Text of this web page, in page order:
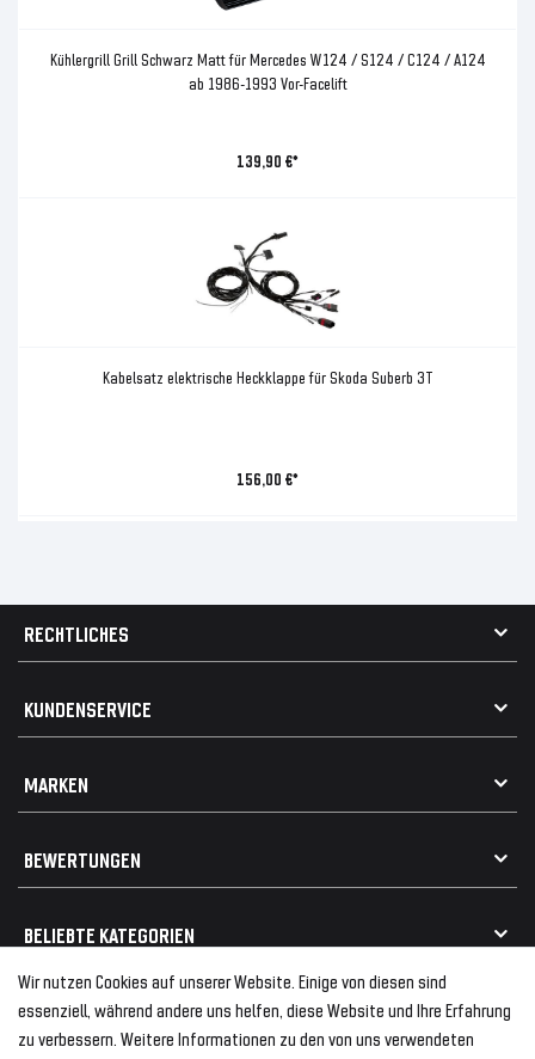
Kühlergrill Grill Schwarz Matt für Mercedes W124 / S124 / C124 / A124
ab 1986-1993 Vor-Facelift
139,90 €*
Kabelsatz elektrische Heckklappe für Skoda Suberb 3T
156,00 €*
Wir nutzen Cookies auf unserer Website. Einige von diesen sind
essenziell, während andere uns helfen, diese Website und Ihre Erfahrung
zu verbessern. Weitere Informationen zu den von uns verwendeten
RECHTLICHES
Widerrufsrecht
Vertrag widerrufen
Elektro- / Altteilentsorgung
KUNDENSERVICE
MARKEN
Geeignet für Mercedes
Geeignet für Audi
BEWERTUNGEN
BELIEBTE KATEGORIEN
Frontspoiler
Heckspoiler
FOLGEN SIE UNS AUF